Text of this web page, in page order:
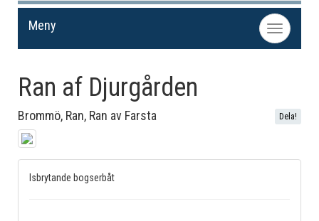
Toggle
navigation
Meny
Ran af Djurgården
Brommö, Ran, Ran av Farsta Dela!
Isbrytande bogserbåt